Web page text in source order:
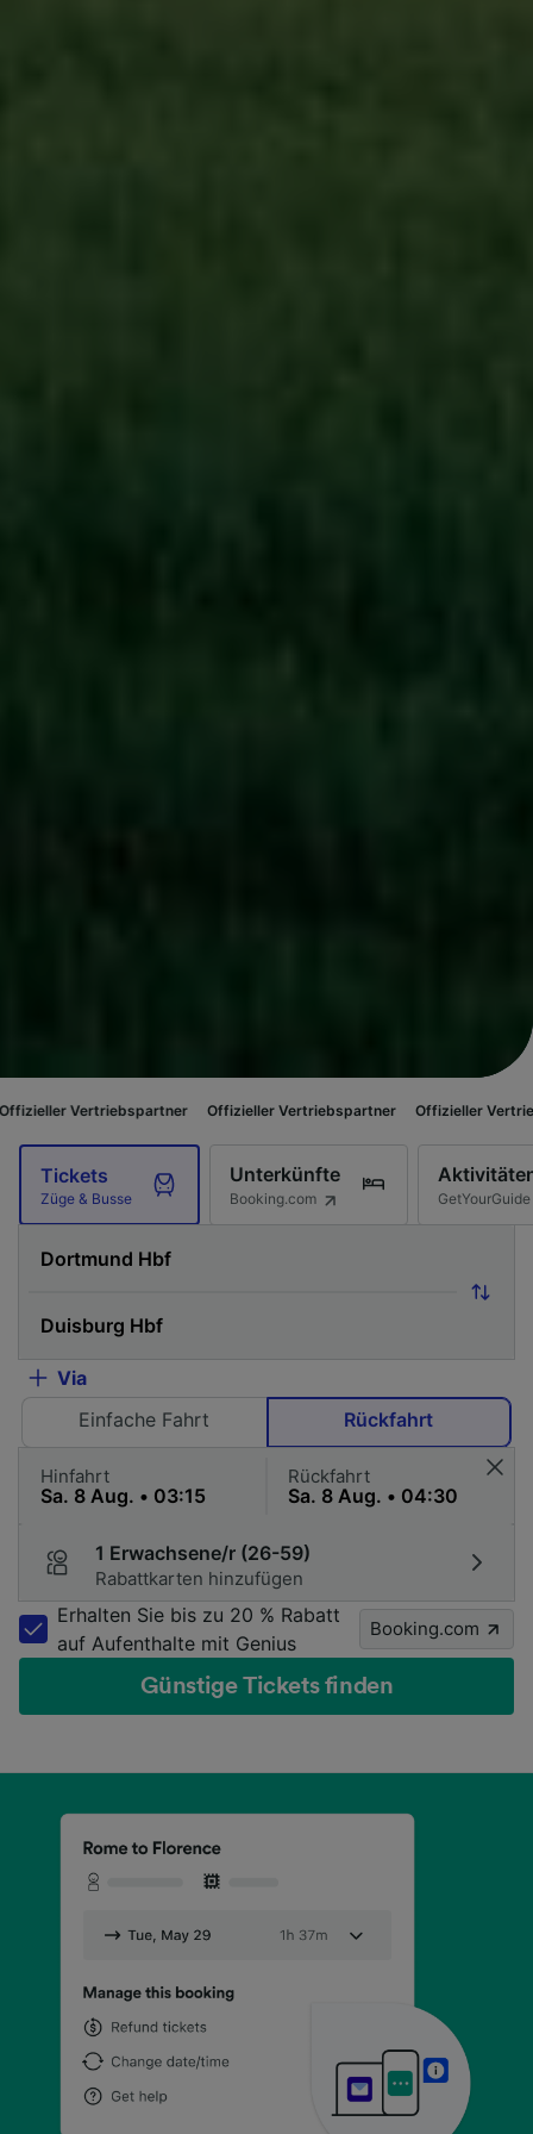
Offizieller Vertriebspartner Offizieller Vertriebspartner
Tickets
Züge & Busse
Unterkünfte
Booking.com GetYourGuide
Via
Einfache Fahrt
Rückfahrt
Hinfahrt Rückfahrt
1 Erwachsene/r (26-59)
Rabattkarten hinzufügen
Erhalten Sie bis zu 20 % Rabatt
auf Aufenthalte mit Genius
Booking.com
Günstige Tickets finden